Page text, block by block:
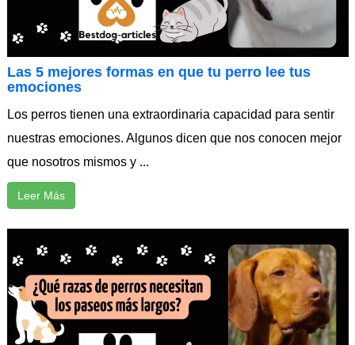
Las 5 mejores formas en que tu perro lee tus
emociones
Los perros tienen una extraordinaria capacidad para sentir
nuestras emociones. Algunos dicen que nos conocen mejor
que nosotros mismos y ...
Leer Más